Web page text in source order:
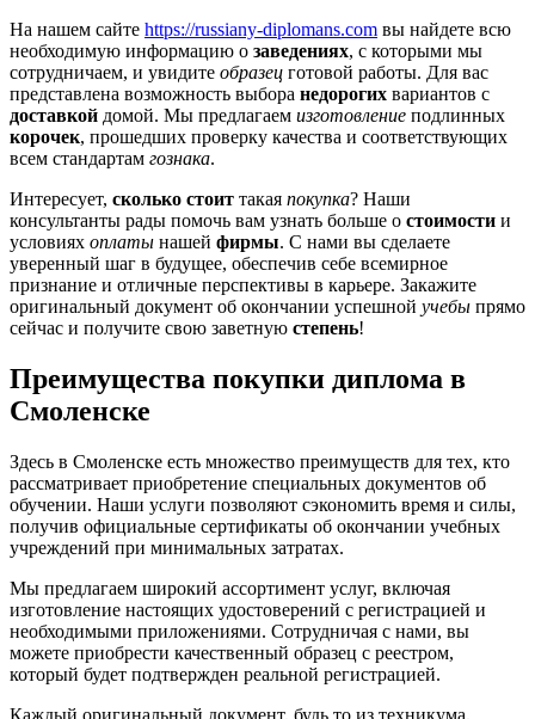
На нашем сайте https://russiany-diplomans.com вы найдете всю
необходимую информацию о заведенияx, с которыми мы
сотрудничаем, и увидите образец готовой работы. Для вас
представлена возможность выбора недорогих вариантов с
доставкой домой. Мы предлагаем изготовление подлинных
корочек, прошедших проверку качества и соответствующих
всем стандартам гознака.
Интересует, сколько стоит такая покупка? Наши
консультанты рады помочь вам узнать больше о стоимости и
условиях оплаты нашей фирмы. С нами вы сделаете
уверенный шаг в будущее, обеспечив себе всемирное
признание и отличные перспективы в карьере. Закажите
оригинальный документ об окончании успешной учебы прямо
сейчас и получите свою заветную степень!
Преимущества покупки диплома в
Смоленске
Здесь в Смоленске есть множество преимуществ для тех, кто
рассматривает приобретение специальных документов об
обучении. Наши услуги позволяют сэкономить время и силы,
получив официальные сертификаты об окончании учебных
учреждений при минимальных затратах.
Мы предлагаем широкий ассортимент услуг, включая
изготовление настоящих удостоверений с регистрацией и
необходимыми приложениями. Сотрудничая с нами, вы
можете приобрести качественный образец с реестром,
который будет подтвержден реальной регистрацией.
Каждый оригинальный документ, будь то из техникума,